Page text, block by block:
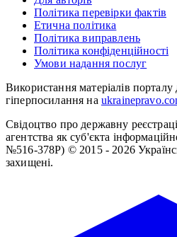
Політика перевірки фактів
Етична політика
Політика виправлень
Політика конфіденційності
Умови надання послуг
Використання матеріалів порталу
гіперпосилання на
Свідоцтво про державну
агентства як суб'єкта
№516-378Р) © 2015 - 2026
захищені.